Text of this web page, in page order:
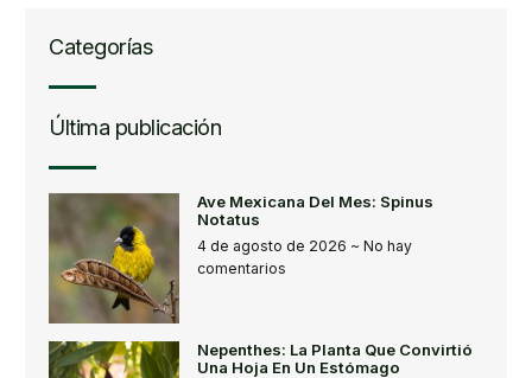
Categorías
Última publicación
Ave Mexicana Del Mes: Spinus
Notatus
4 de agosto de 2026
No hay
comentarios
Nepenthes: La Planta Que Convirtió
Una Hoja En Un Estómago